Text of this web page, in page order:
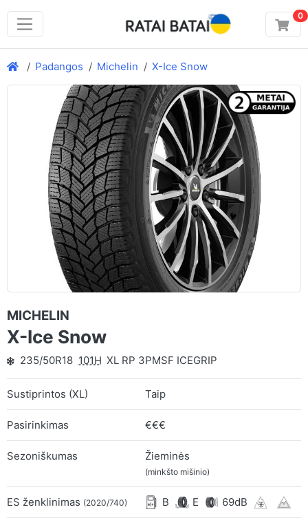
0
Padangos Michelin X-Ice Snow
MICHELIN
X-Ice Snow
235/50R18 101H XL RP 3PMSF ICEGRIP
Sustiprintos (XL) Taip
Pasirinkimas €€€
Sezoniškumas Žieminės
(minkšto mišinio)
ES ženklinimas (2020/740) B E 69dB